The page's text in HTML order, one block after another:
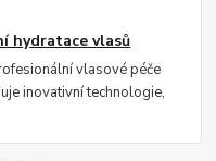
hydratace vlasů
vlasové péče
inovativní technologie,